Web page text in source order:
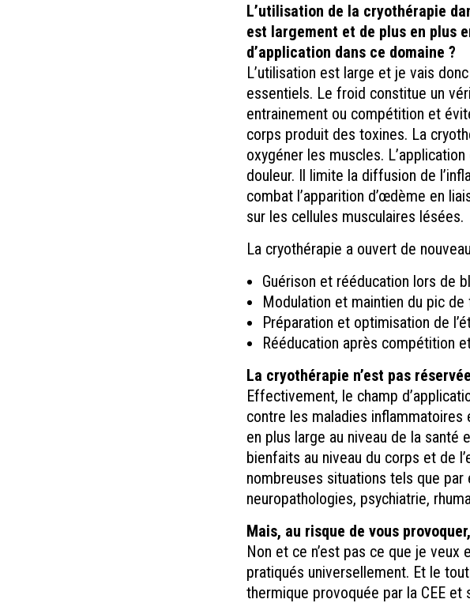
L’utilisation de la cryothérapie
est largement et de plus en plus
d’application dans ce domaine ?
L’utilisation est large et je vais
essentiels. Le froid constitue un
entrainement ou compétition et
corps produit des toxines. La
oxygéner les muscles.
douleur. Il limite la diffusion de
combat l’apparition d’œdème en
sur les cellules musculaires lésées.
La cryothérapie a ouvert de
Guérison et rééducation lors de
Modulation et maintien du pic
Préparation et optimisation de
Rééducation après compétition
La cryothérapie n’est pas
Effectivement, le champ
contre les maladies inflammatoires
en plus large au niveau de la
bienfaits au niveau du corps et de
nombreuses situations tels que
neuropathologies, psychiatrie,
Mais, au risque de vous
Non et ce n’est pas ce que je
pratiqués universellement. Et le
thermique provoquée par la CEE et